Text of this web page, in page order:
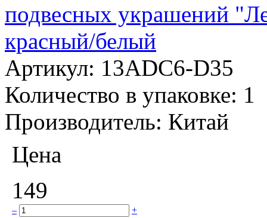
подвесных украшений
красный/белый
Артикул: 13ADC6-D35
Количество в упаковке: 1
Производитель: Китай
Цена
149
– +